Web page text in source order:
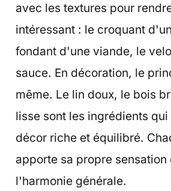
avec les textures pour
intéressant : le croquant
fondant d'une viande, le
sauce. En décoration, le
même. Le lin doux, le bois
lisse sont les ingrédients
décor riche et équilibré.
apporte sa propre sensation
l'harmonie générale.